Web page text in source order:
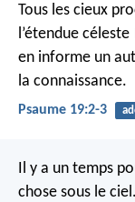
Tous les cieux
l’étendue céleste
en informe un
la connaissance.
Psaume 19:2-3
Il y a un temps
chose sous le ciel.